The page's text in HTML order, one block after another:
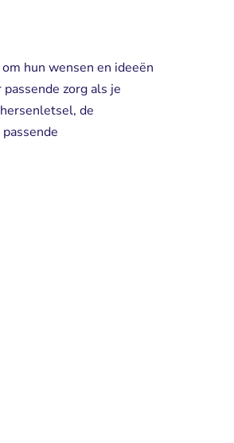
hun wensen en ideeën
zorg als je
de